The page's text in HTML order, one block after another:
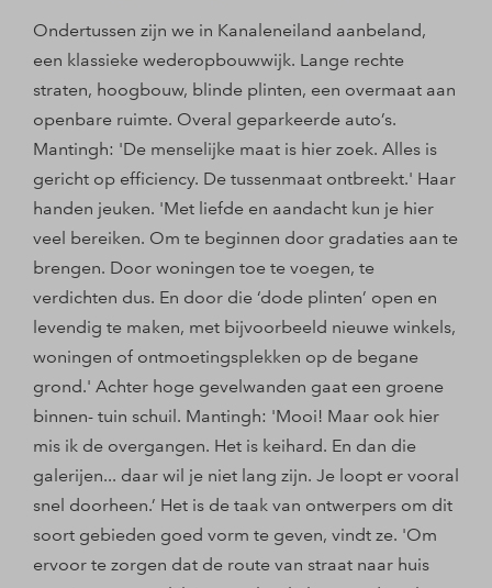
Ondertussen zijn we in Kanaleneiland aanbeland,
een klassieke wederopbouwwijk. Lange rechte
straten, hoogbouw, blinde plinten, een overmaat aan
openbare ruimte. Overal geparkeerde auto’s.
Mantingh: 'De menselijke maat is hier zoek. Alles is
gericht op efficiency. De tussenmaat ontbreekt.' Haar
handen jeuken. 'Met liefde en aandacht kun je hier
veel bereiken. Om te beginnen door gradaties aan te
brengen. Door woningen toe te voegen, te
verdichten dus. En door die ‘dode plinten’ open en
levendig te maken, met bijvoorbeeld nieuwe winkels,
woningen of ontmoetingsplekken op de begane
grond.' Achter hoge gevelwanden gaat een groene
binnen- tuin schuil. Mantingh: 'Mooi! Maar ook hier
mis ik de overgangen. Het is keihard. En dan die
galerijen... daar wil je niet lang zijn. Je loopt er vooral
snel doorheen.’ Het is de taak van ontwerpers om dit
soort gebieden goed vorm te geven, vindt ze. 'Om
ervoor te zorgen dat de route van straat naar huis